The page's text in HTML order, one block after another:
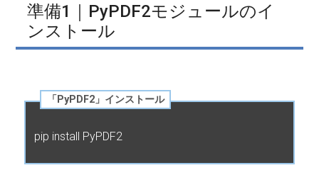
準備1｜PyPDF2モジュールのイ
ンストール
「PyPDF2」インストール
pip install PyPDF2